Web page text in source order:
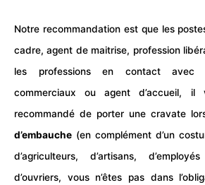
Notre recommandation est que les
cadre, agent de maitrise, profession
les professions en contact avec
commerciaux ouagent d’accueil, il
recommandé de porter une cravate
d’embauche (en complément d’un
d’agriculteurs, d’artisans,
d’ouvriers, vous n’êtes pas dans l’